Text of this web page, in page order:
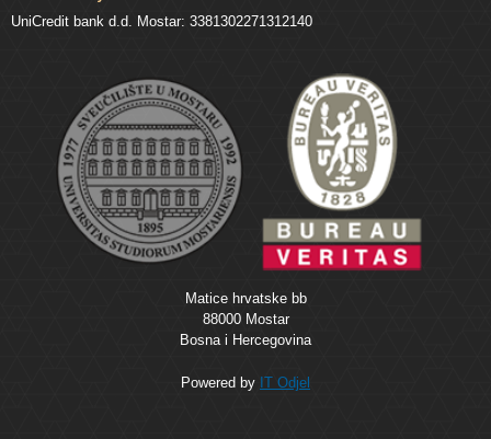
UniCredit bank d.d. Mostar: 3381302271312140
Matice hrvatske bb
88000 Mostar
Bosna i Hercegovina
Powered by IT Odjel